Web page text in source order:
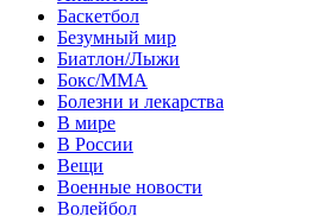
Баскетбол
Безумный мир
Биатлон/Лыжи
Бокс/MMA
Болезни и лекарства
В мире
В России
Вещи
Военные новости
Волейбол